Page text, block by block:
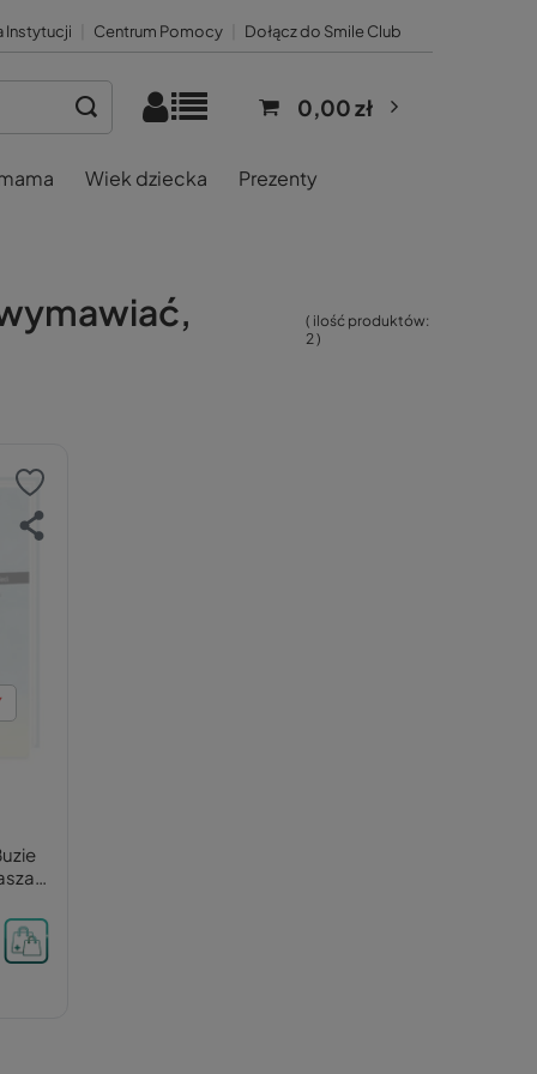
Instytucji Centrum Pomocy Dołącz do Smile Club
0,00 zł
Wiek dziecka Prezenty
( ilość produktów:
2)